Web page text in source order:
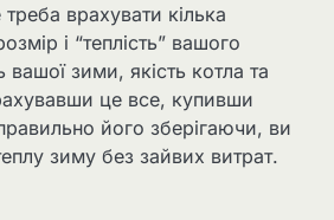
треба врахувати кілька
і “теплість” вашого
вашої зими, якість котла та
це все, купивши
його зберігаючи, ви
зиму без зайвих витрат.